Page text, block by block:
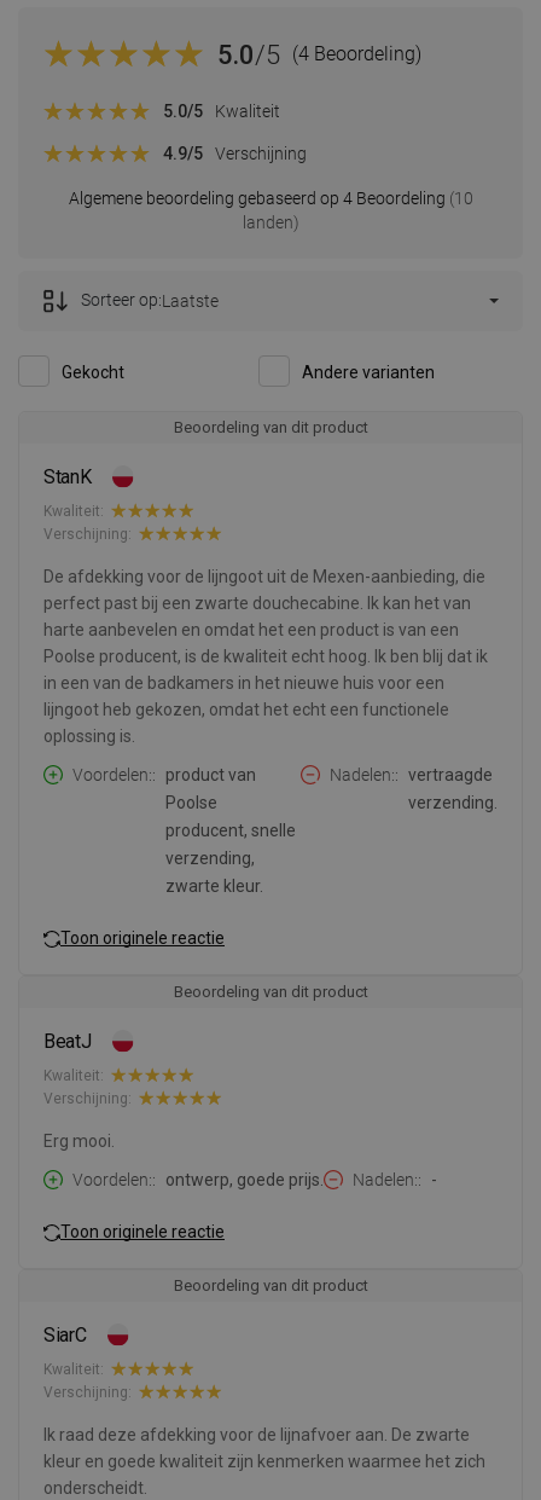
5.0/5 (4 Beoordeling)
Algemene beoordeling gebaseerd op 4 Beoordeling (10
landen)
5.0/5 Kwaliteit
4.9/5 Verschijning
Gekocht Andere varianten
Sorteer op:Laatste
Beoordeling van dit product
StanK
Kwaliteit:
Verschijning:
De afdekking voor de lijngoot uit de Mexen-aanbieding, die
perfect past bij een zwarte douchecabine. Ik kan het van
harte aanbevelen en omdat het een product is van een
Poolse producent, is de kwaliteit echt hoog. Ik ben blij dat ik
in een van de badkamers in het nieuwe huis voor een
lijngoot heb gekozen, omdat het echt een functionele
oplossing is.
Voordelen:
product van
Poolse
producent, snelle
verzending,
zwarte kleur.
Nadelen:
vertraagde
verzending.
Toon originele reactie
Beoordeling van dit product
BeatJ
Kwaliteit:
Verschijning:
Erg mooi.
Voordelen:
ontwerp, goede prijs. Nadelen: -
Toon originele reactie
Beoordeling van dit product
SiarC
Kwaliteit:
Verschijning:
Ik raad deze afdekking voor de lijnafvoer aan. De zwarte
kleur en goede kwaliteit zijn kenmerken waarmee het zich
onderscheidt.